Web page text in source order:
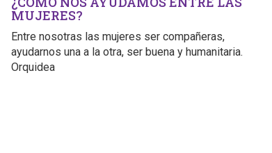
MUJERES?
Entre nosotras las mujeres ser compañeras,
ayudarnos una a la otra, ser buena y humanitaria.
Orquidea